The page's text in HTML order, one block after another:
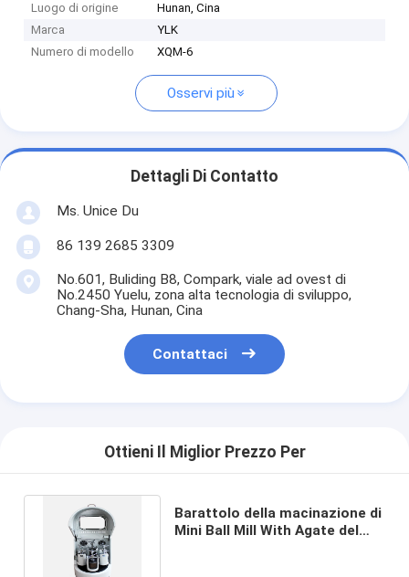
Luogo di origine
Hunan, Cina
Marca
YLK
Numero di modello
XQM-6
Osservi più
Dettagli Di Contatto
Ms. Unice Du
86 139 2685 3309
No.601, Buliding B8, Compark, viale ad ovest di
No.2450 Yuelu, zona alta tecnologia di sviluppo,
Chang-Sha, Hunan, Cina
Contattaci
Ottieni Il Miglior Prezzo Per
Barattolo della macinazione di
Mini Ball Mill With Agate del